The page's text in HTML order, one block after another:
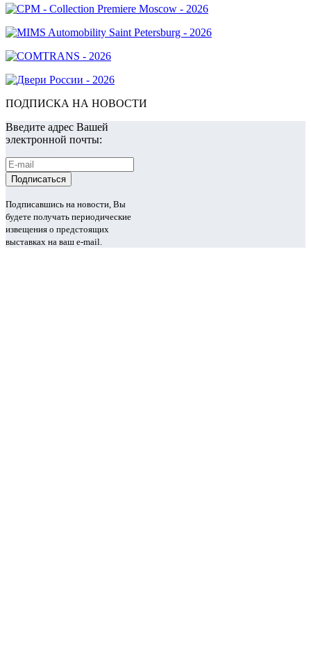
ПОДПИСКА НА НОВОСТИ
Введите адрес Вашей
электронной почты:
Подписавшись на новости, Вы
будете получать периодические
извещения о предстоящих
выставках на ваш e-mail.